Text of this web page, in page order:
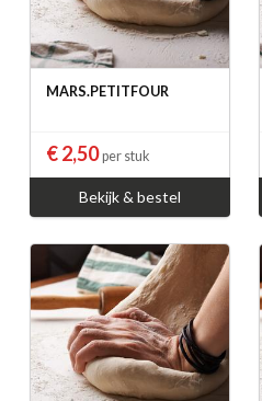
MARS.PETITFOUR
€ 2,50per stuk
Bekijk & bestel